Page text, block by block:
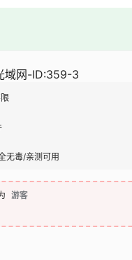
域网-ID:359-3
无毒/亲测可用
游客